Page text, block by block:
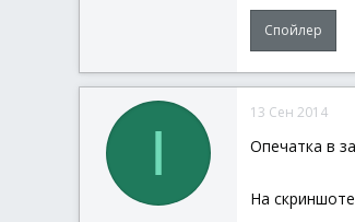
Спойлер
I
13 Сен 2014
Опечатка в
На